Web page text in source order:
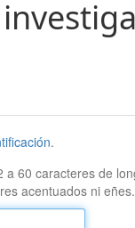
.
60 caracteres de
acentuados ni eñes.